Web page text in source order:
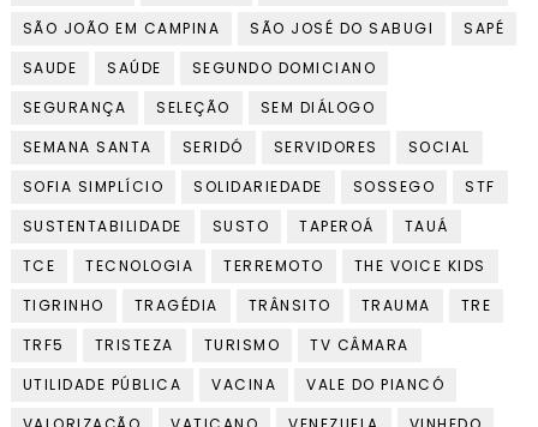
SÃO JOÃO EM CAMPINA
SÃO JOSÉ DO SABUGI
SAPÉ
SAUDE
SAÚDE
SEGUNDO DOMICIANO
SEGURANÇA
SELEÇÃO
SEM DIÁLOGO
SEMANA SANTA
SERIDÓ SERVIDORES
SOCIAL
SOFIA SIMPLÍCIO
SOLIDARIEDADE SOSSEGO
STF
SUSTENTABILIDADE
SUSTO TAPEROÁ
TAUÁ
TCE
TECNOLOGIA TERREMOTO
THE VOICE KIDS
TIGRINHO
TRAGÉDIA TRÂNSITO TRAUMA
TRE
TRF5
TRISTEZA TURISMO
TV CÂMARA
UTILIDADE PÚBLICA
VACINA
VALE DO PIANCÓ